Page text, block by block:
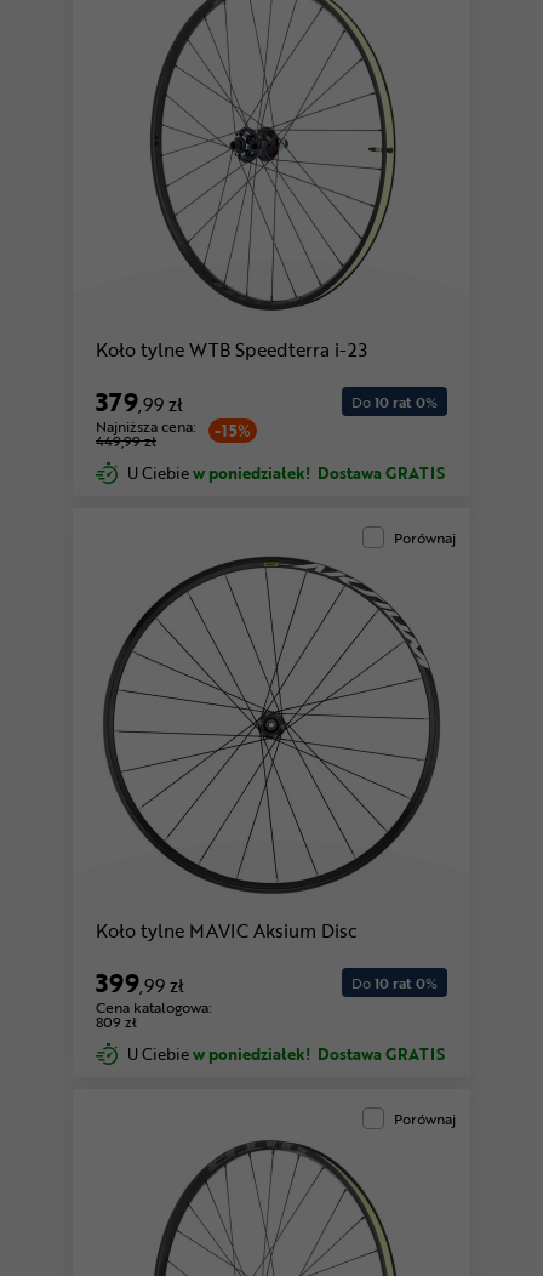
Koło tylne WTB Speedterra i-23
379,99 zł
-15%
Najniższa cena:
449,99 zł
Do10 rat 0%
U Ciebiew poniedziałek! Dostawa GRATIS
Porównaj
Koło tylne MAVIC Aksium Disc
399,99 zł
Cena katalogowa:
809 zł
Do10 rat 0%
U Ciebiew poniedziałek! Dostawa GRATIS
Porównaj